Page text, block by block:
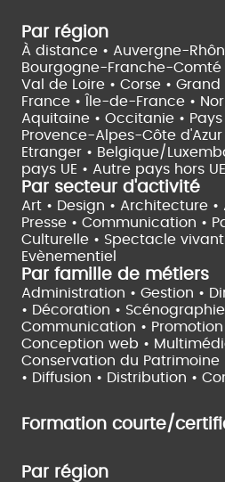
Par région
À distance • Auvergne-
Bourgogne-Franche-Comté
Val de Loire • Corse • Grand
France •
Île-de-France •
Aquitaine • Occitanie •
Provence-Alpes-Côte d'Azur
Etranger • Belgique/
pays UE • Autre pays hors
Par secteur d'activité
Art • Design • Architecture •
Presse • Communication •
Culturelle • Spectacle vivant
Evènementiel
Par famille de métiers
Administration • Gestion •
• Décoration • Scénographie
Communication • Promotion
Conception web •
Conservation du Patrimoine
• Diffusion • Distribution •
Formation courte/
Par région